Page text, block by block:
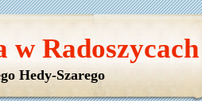
w Radoszycach
Hedy-Szarego